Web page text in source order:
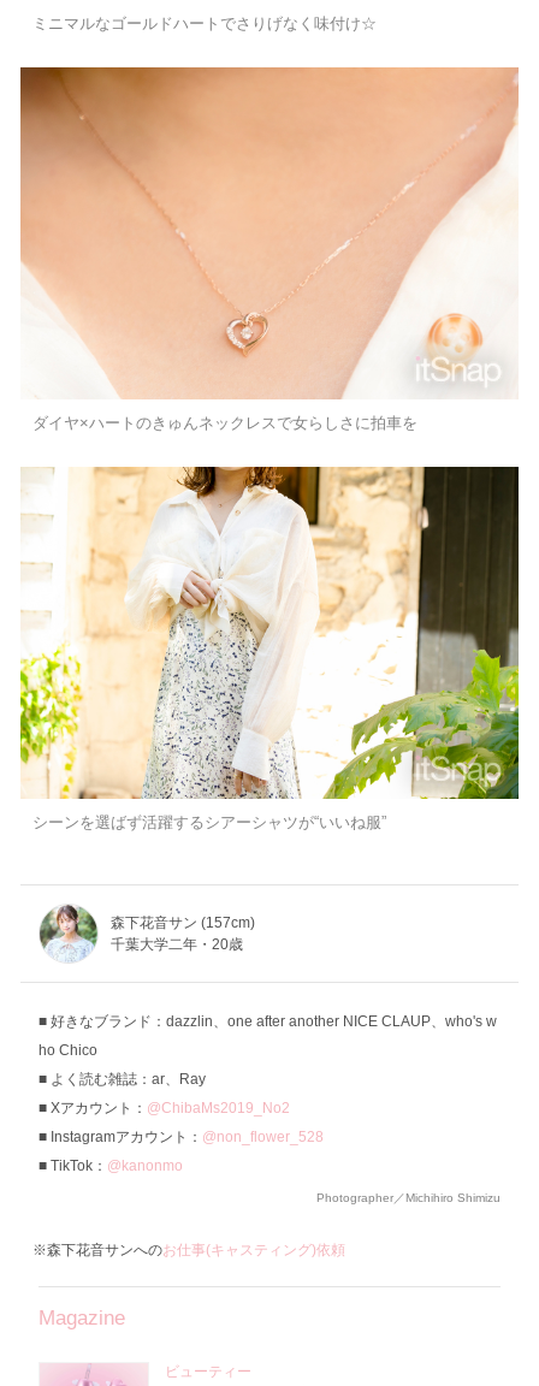
ミニマルなゴールドハートでさりげなく味付け☆
ダイヤ×ハートのきゅんネックレスで女らしさに拍車を
シーンを選ばず活躍するシアーシャツが“いいね服”
森下花音サン (157cm)
千葉大学二年・20歳
好きなブランド：dazzlin、one after another NICE CLAUP、who's w
ho Chico
よく読む雑誌：ar、Ray
Xアカウント： @ChibaMs2019_No2
Instagramアカウント： @non_flower_528
TikTok： @kanonmo
Photographer／Michihiro Shimizu
※森下花音サンへのお仕事(キャスティング)依頼
Magazine
ビューティー